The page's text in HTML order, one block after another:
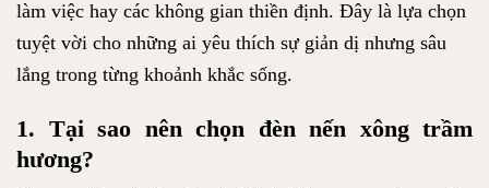
làm việc hay các không gian thiền định. Đây là lựa chọn
tuyệt vời cho những ai yêu thích sự giản dị nhưng sâu
lắng trong từng khoảnh khắc sống.
1. Tại sao nên chọn đèn nến xông trầm
hương?